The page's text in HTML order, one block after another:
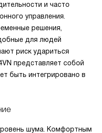
и часто
управления.
решения,
для людей
риск удариться
представляет собой
быть интегрировано в
шума. Комфортным